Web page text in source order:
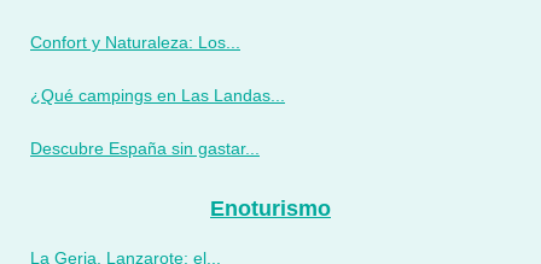
Confort y Naturaleza: Los...
¿Qué campings en Las Landas...
Descubre España sin gastar...
Enoturismo
La Geria, Lanzarote: el...